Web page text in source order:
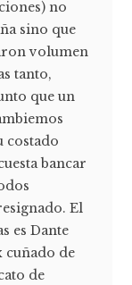
no
sino que
volumen
tanto,
que un
costado
bancar
El
es Dante
cuñado de
de